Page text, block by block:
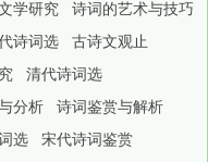
学研究
诗词的艺术与技巧
诗词选
古诗文观止
清代诗词选
分析
诗词鉴赏与解析
选
宋代诗词鉴赏